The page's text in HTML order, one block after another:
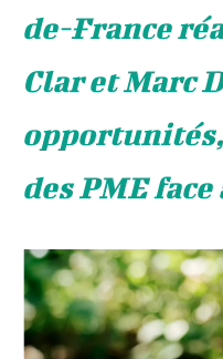
de-France
Clar et Marc
des PME face